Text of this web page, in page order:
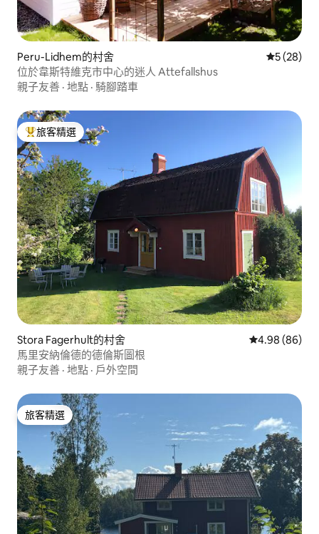
Peru-Lidhem的村舍 從 28 則評
5 (28)
位於韋斯特維克市中心的迷人 Attefallshus
親子友善 · 地點 · 騎腳踏車
旅客精選榜首
旅客精選
Stora Fagerhult的村舍 從 86 則評價
4.98 (86)
馬里安納倫德的德倫斯圖根
親子友善 · 地點 · 戶外空間
旅客精選
旅客精選